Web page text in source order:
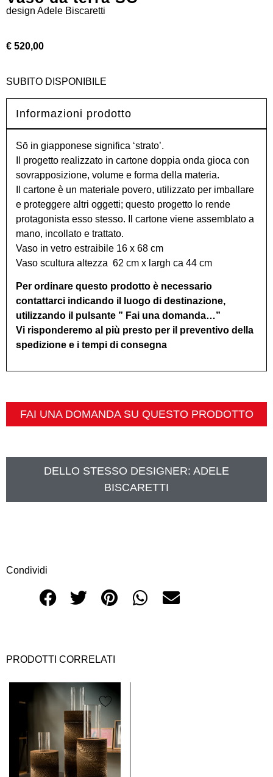
design Adele Biscaretti
€ 520,00
SUBITO DISPONIBILE
Informazioni prodotto
Sō in giapponese significa ‘strato’.
Il progetto realizzato in cartone doppia onda gioca con
sovrapposizione, volume e forma della materia.
Il cartone è un materiale povero, utilizzato per imballare
e proteggere altri oggetti; questo progetto lo rende
protagonista esso stesso. Il cartone viene assemblato a
mano, incollato e trattato.
Vaso in vetro estraibile 16 x 68 cm
Vaso scultura altezza 62 cm x largh ca 44 cm
Per ordinare questo prodotto è necessario
contattarci indicando il luogo di destinazione,
utilizzando il pulsante ” Fai una domanda…”
Vi risponderemo al più presto per il preventivo della
spedizione e i tempi di consegna
FAI UNA DOMANDA SU QUESTO PRODOTTO
DELLO STESSO DESIGNER: ADELE
BISCARETTI
Condividi
PRODOTTI CORRELATI